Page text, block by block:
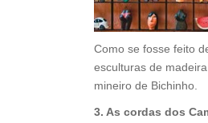
Como se fosse feito
esculturas de
mineiro de Bichinho.
3. As cordas dos